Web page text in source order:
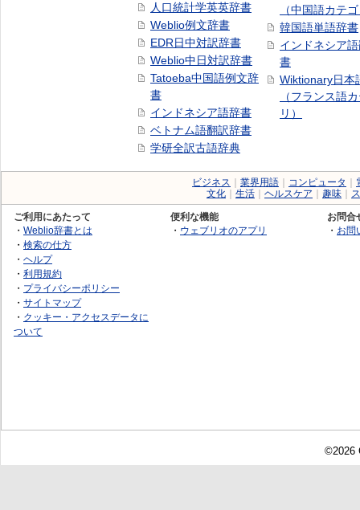
人口統計学英英辞書
Weblio例文辞書
EDR日中対訳辞書
Weblio中日対訳辞書
Tatoeba中国語例文辞
書
インドネシア語辞書
ベトナム語翻訳辞書
学研全訳古語辞典
（中国語カテ
韓国語単語辞書
インドネシア
書
Wiktionary日本
（フランス語
リ）
ビジネス 業界用語 コンピュータ
文化
生活 ヘルスケア 趣味
ご利用にあたって
・ Weblio辞書とは
・ 検索の仕方
・ ヘルプ
・ 利用規約
・ プライバシーポリシー
・ サイトマップ
・ クッキー・アクセスデータに
ついて
便利な機能
・ ウェブリオのアプリ
お問合
・ お問
©2026